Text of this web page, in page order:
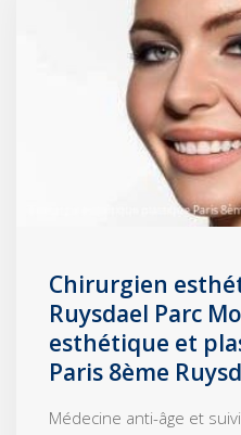
Chirurgien
Ruysdael Parc
esthétique et
Paris 8ème
Médecine anti-âge et